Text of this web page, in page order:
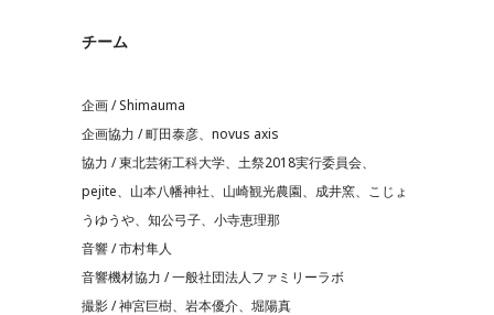
チーム
企画 / Shimauma
企画協力 / 町田泰彦、novus axis
協力 / 東北芸術工科大学、土祭2018実行委員会、
pejite、山本八幡神社、山崎観光農園、成井窯、こじょ
うゆうや、知公弓子、小寺恵理那
音響 / 市村隼人
音響機材協力 / 一般社団法人ファミリーラボ
撮影 / 神宮巨樹、岩本優介、堀陽真